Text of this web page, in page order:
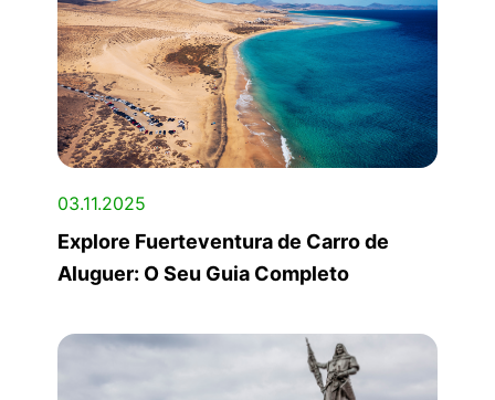
03.11.2025
Explore Fuerteventura de Carro de
Aluguer: O Seu Guia Completo